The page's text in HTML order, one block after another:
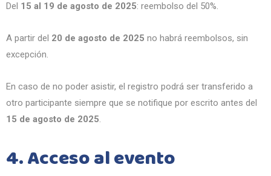
Del 15 al 19 de agosto de 2025: reembolso del 50%.
A partir del 20 de agosto de 2025 no habrá reembolsos, sin
excepción.
En caso de no poder asistir, el registro podrá ser transferido a
otro participante siempre que se notifique por escrito antes del
15 de agosto de 2025.
4. Acceso al evento